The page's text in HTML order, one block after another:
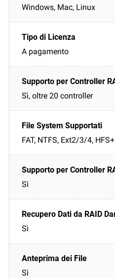
Windows, Mac, Linux
A pagamento
Sì, oltre 20 controller
FAT, NTFS, Ext2/3/4, HFS+
Sì
Sì
Sì